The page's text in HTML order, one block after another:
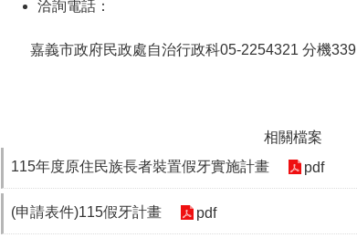
洽詢電話：
嘉義市政府民政處自治行政科05-2254321 分機339​
相關檔案
115年度原住民族長者裝置假牙實施計畫
pdf
(申請表件)115假牙計畫 pdf